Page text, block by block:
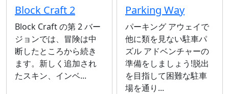
Block Craft 2
Block Craft の第 2 バー
ジョンでは、冒険は中
断したところから続き
ます。新しく追加され
たスキン、インベ...
Parking Way
パーキング アウェイで
他に類を見ない駐車パ
ズル アドベンチャーの
準備をしましょう!脱出
を目指して困難な駐車
場を通り...